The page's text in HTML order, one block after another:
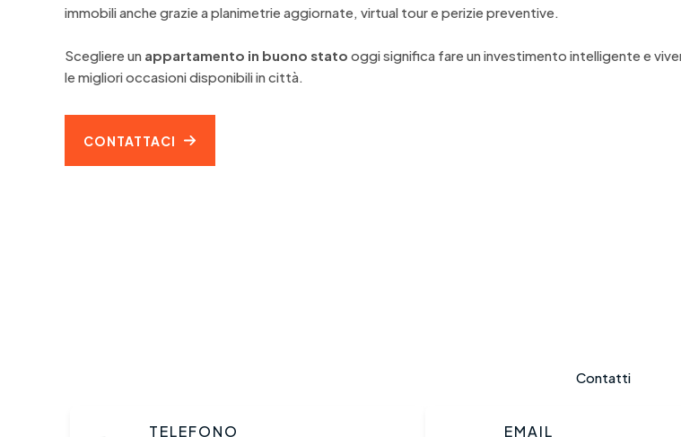
immobili anche grazie a planimetrie aggiornate, virtual tour e perizie preventive.
Scegliere un appartamento in buono stato oggi significa fare un investimento intelligente e
le migliori occasioni disponibili in città.
CONTATTACI
Contatti
TELEFONO EMAIL